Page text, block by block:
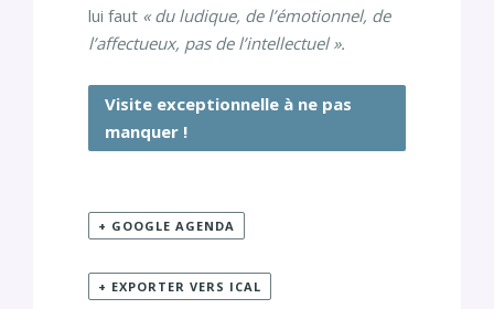
lui faut « du ludique, de l’émotionnel, de
l’affectueux, pas de l’intellectuel ».
Visite exceptionnelle à ne pas
manquer !
+ GOOGLE AGENDA
+ EXPORTER VERS ICAL